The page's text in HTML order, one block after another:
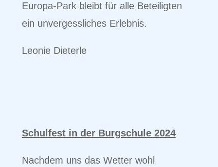
Europa-Park bleibt für alle Beteiligten
ein unvergessliches Erlebnis.
Leonie Dieterle
Schulfest in der Burgschule 2024
Nachdem uns das Wetter wohl